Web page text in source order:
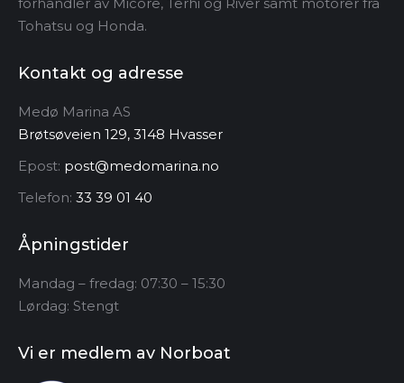
Tohatsu og Honda.
Kontakt og adresse
Medø Marina AS
Brøtsøveien 129, 3148 Hvasser
Epost: post@medomarina.no
Telefon: 33 39 01 40
Åpningstider
Mandag – fredag: 07:30 – 15:30
Lørdag: Stengt
Vi er medlem av Norboat